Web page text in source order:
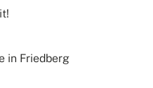
in Friedberg